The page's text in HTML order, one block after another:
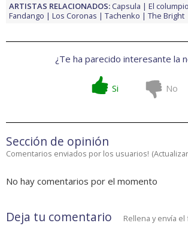
ARTISTAS RELACIONADOS:Capsula El
Fandango
Los Coronas Tachenko The Bright
¿Te ha parecido interesante la
Si No
Sección de opinión
Comentarios enviados por los usuarios! (Actualizar
No hay comentarios por el momento
Deja tu comentario Rellena y envía